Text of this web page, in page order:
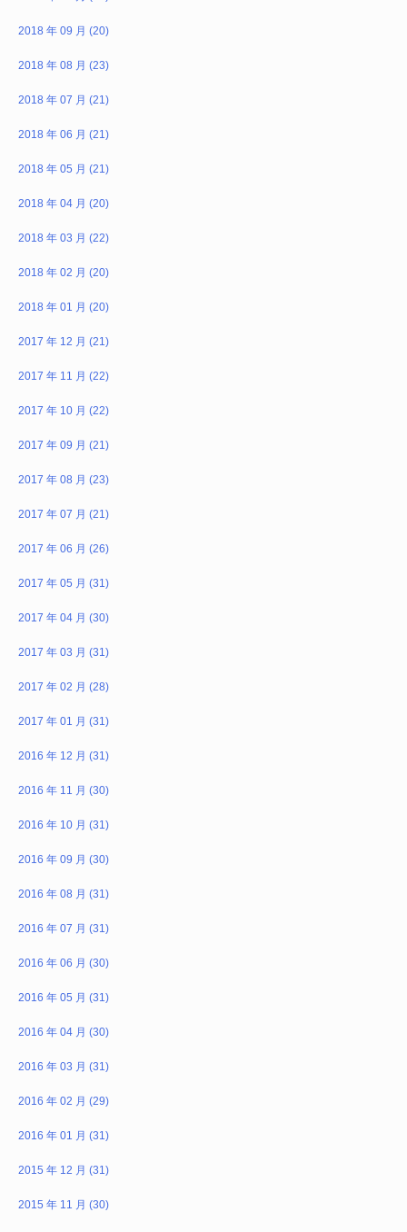
2018 年 09 月 (20)
2018 年 08 月 (23)
2018 年 07 月 (21)
2018 年 06 月 (21)
2018 年 05 月 (21)
2018 年 04 月 (20)
2018 年 03 月 (22)
2018 年 02 月 (20)
2018 年 01 月 (20)
2017 年 12 月 (21)
2017 年 11 月 (22)
2017 年 10 月 (22)
2017 年 09 月 (21)
2017 年 08 月 (23)
2017 年 07 月 (21)
2017 年 06 月 (26)
2017 年 05 月 (31)
2017 年 04 月 (30)
2017 年 03 月 (31)
2017 年 02 月 (28)
2017 年 01 月 (31)
2016 年 12 月 (31)
2016 年 11 月 (30)
2016 年 10 月 (31)
2016 年 09 月 (30)
2016 年 08 月 (31)
2016 年 07 月 (31)
2016 年 06 月 (30)
2016 年 05 月 (31)
2016 年 04 月 (30)
2016 年 03 月 (31)
2016 年 02 月 (29)
2016 年 01 月 (31)
2015 年 12 月 (31)
2015 年 11 月 (30)